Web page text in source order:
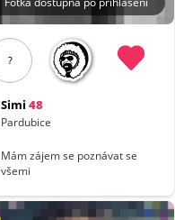
?
Simi 48
Pardubice
Mám zájem se poznávat se
všemi